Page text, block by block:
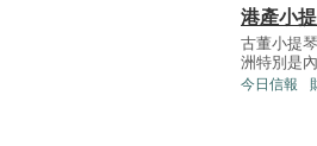
港產小
古董小提
洲特別是
今日信報